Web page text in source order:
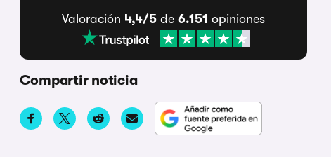
Valoración 4,4/5de 6.151 opiniones
Compartir noticia